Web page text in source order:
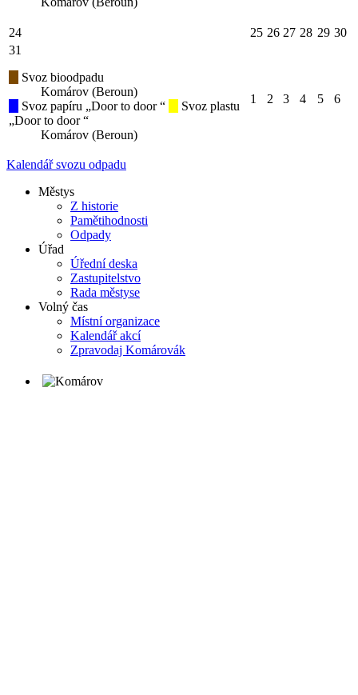
24 25 26 27 28 29 30
31
Svoz bioodpadu
Komárov (Beroun)
Svoz papíru „Door to door “
Svoz plastu
„Door to door “
Komárov (Beroun)
1 2 3 4 5 6
Kalendář svozu odpadu
Městys
Z historie
Pamětihodnosti
Odpady
Úřad
Úřední deska
Zastupitelstvo
Rada městyse
Volný čas
Místní organizace
Kalendář akcí
Zpravodaj Komárovák